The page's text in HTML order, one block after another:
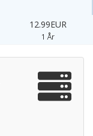
12.99EUR
1 År